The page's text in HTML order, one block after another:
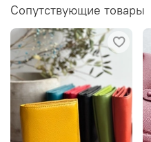
Сопутствующие товары